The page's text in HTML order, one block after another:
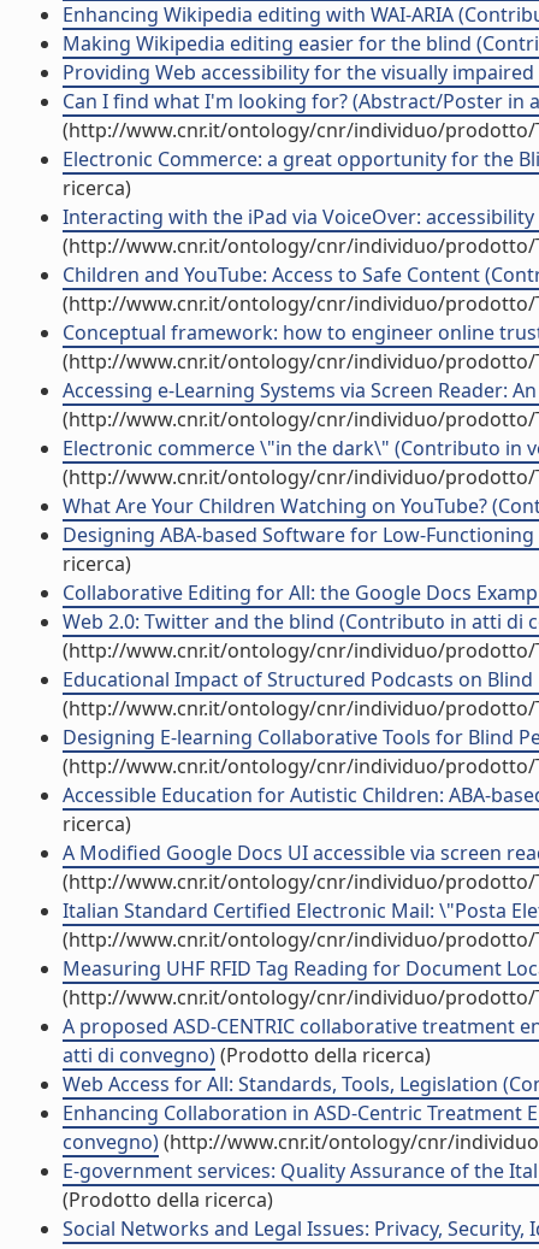
Enhancing Wikipedia editing with WAI-ARIA
Making Wikipedia editing easier for the blind
Providing Web accessibility for the visually
Can I find what I'm looking for? (Abstract/Poster in
(http://www.cnr.it/ontology/cnr/individuo/prodotto/
Electronic Commerce: a great opportunity for the
ricerca)
Interacting with the iPad via VoiceOver:
(http://www.cnr.it/ontology/cnr/individuo/prodotto/
Children and YouTube: Access to Safe Content
(http://www.cnr.it/ontology/cnr/individuo/prodotto/
Conceptual framework: how to engineer online
(http://www.cnr.it/ontology/cnr/individuo/prodotto/
Accessing e-Learning Systems via Screen Reader:
(http://www.cnr.it/ontology/cnr/individuo/prodotto/
Electronic commerce \"in the dark\" (Contributo in
(http://www.cnr.it/ontology/cnr/individuo/prodotto/
What Are Your Children Watching on YouTube?
Designing ABA-based Software for Low-
ricerca)
Collaborative Editing for All: the Google Docs
Web 2.0: Twitter and the blind (Contributo in atti di
(http://www.cnr.it/ontology/cnr/individuo/prodotto/
Educational Impact of Structured Podcasts on
(http://www.cnr.it/ontology/cnr/individuo/prodotto/
Designing E-learning Collaborative Tools for Blind
(http://www.cnr.it/ontology/cnr/individuo/prodotto/
Accessible Education for Autistic Children: ABA-
ricerca)
A Modified Google Docs UI accessible via screen
(http://www.cnr.it/ontology/cnr/individuo/prodotto/
Italian Standard Certified Electronic Mail: \"Posta
(http://www.cnr.it/ontology/cnr/individuo/prodotto/
Measuring UHF RFID Tag Reading for Document
(http://www.cnr.it/ontology/cnr/individuo/prodotto/
A proposed ASD-CENTRIC collaborative
atti di convegno)(Prodotto della ricerca)
Web Access for All: Standards, Tools, Legislation
Enhancing Collaboration in ASD-Centric
convegno)(http://www.cnr.it/ontology/cnr/
E-government services: Quality Assurance of the
(Prodotto della ricerca)
Social Networks and Legal Issues: Privacy,